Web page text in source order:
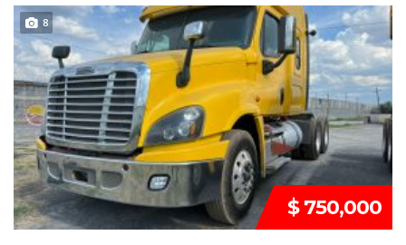
8 DISPONIBLE
$ 750,000